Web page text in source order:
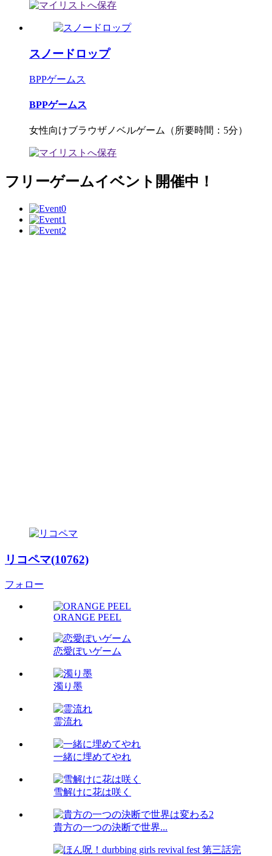
スノードロップ
BPPゲームス
BPPゲームス
女性向けブラウザノベルゲーム（所要時間：5分）
フリーゲームイベント開催中！
リコペマ(10762)
フォロー
ORANGE PEEL
恋愛ぽいゲーム
濁り墨
霊流れ
一緒に埋めてやれ
雪解けに花は咲く
貴方の一つの決断で世界...